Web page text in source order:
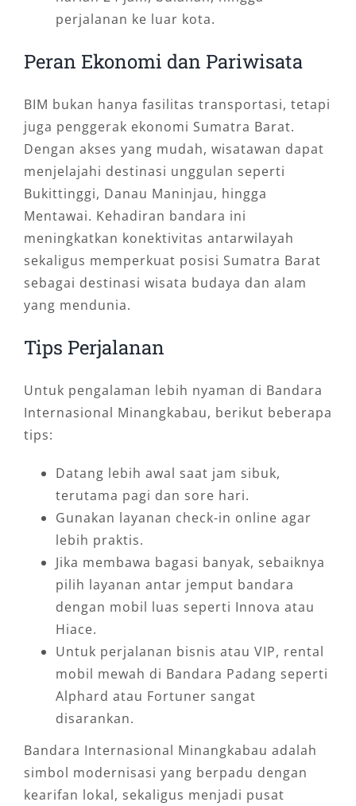
perjalanan ke luar kota.
Peran Ekonomi dan Pariwisata
BIM bukan hanya fasilitas transportasi, tetapi
juga penggerak ekonomi Sumatra Barat.
Dengan akses yang mudah, wisatawan dapat
menjelajahi destinasi unggulan seperti
Bukittinggi, Danau Maninjau, hingga
Mentawai. Kehadiran bandara ini
meningkatkan konektivitas antarwilayah
sekaligus memperkuat posisi Sumatra Barat
sebagai destinasi wisata budaya dan alam
yang mendunia.
Tips Perjalanan
Untuk pengalaman lebih nyaman di Bandara
Internasional Minangkabau, berikut beberapa
tips:
Datang lebih awal saat jam sibuk,
terutama pagi dan sore hari.
Gunakan layanan check-in online agar
lebih praktis.
Jika membawa bagasi banyak, sebaiknya
pilih layanan antar jemput bandara
dengan mobil luas seperti Innova atau
Hiace.
Untuk perjalanan bisnis atau VIP, rental
mobil mewah di Bandara Padang seperti
Alphard atau Fortuner sangat
disarankan.
Bandara Internasional Minangkabau adalah
simbol modernisasi yang berpadu dengan
kearifan lokal, sekaligus menjadi pusat